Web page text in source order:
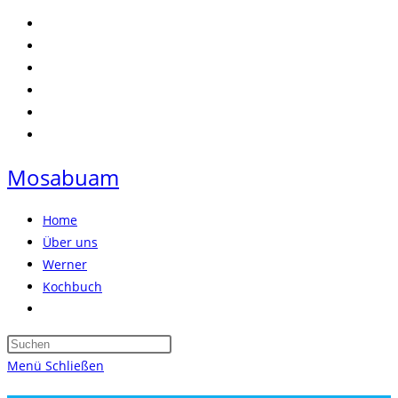
Zum
Inhalt
springen
Mosabuam
Home
Über uns
Werner
Kochbuch
umschalten
Press
Menü Schließen